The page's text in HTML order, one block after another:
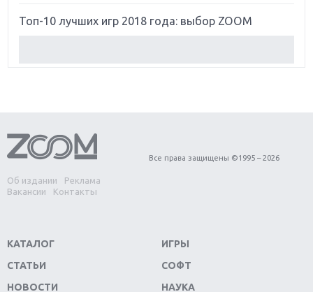
Топ-10 лучших игр 2018 года: выбор ZOOM
Обзор игры Forza Horizon 4: вершина эволюции
Две важных новинки для консолей: Spider-Man и
Divinity Original Sin 2
Switch
Обзор игры The Crew 2: покорение Америки
Об издании
Реклама
Вакансии
Контакты
Все права защищены ©1995 – 2026
КАТАЛОГ
СТАТЬИ
НОВОСТИ
ИГРЫ
СОФТ
НАУКА